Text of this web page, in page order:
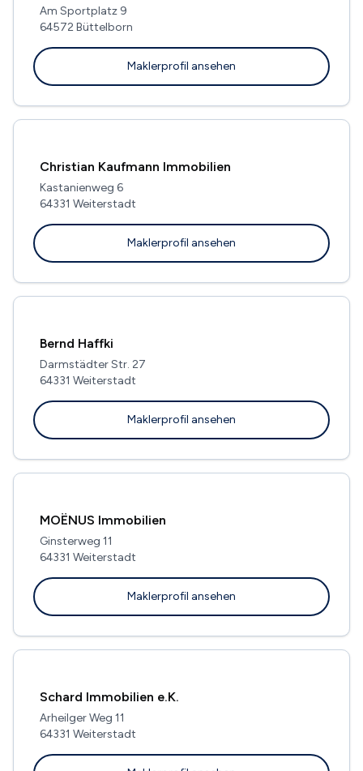
Am Sportplatz 9
64572 Büttelborn
Maklerprofil ansehen
Christian Kaufmann Immobilien
Kastanienweg 6
64331 Weiterstadt
Maklerprofil ansehen
Bernd Haffki
Darmstädter Str. 27
64331 Weiterstadt
Maklerprofil ansehen
MOËNUS Immobilien
Ginsterweg 11
64331 Weiterstadt
Maklerprofil ansehen
Schard Immobilien e.K.
Arheilger Weg 11
64331 Weiterstadt